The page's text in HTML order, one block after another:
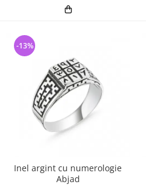
Inel argint cu numerologie
Abjad
-13%